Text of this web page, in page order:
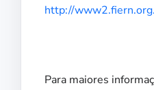
http://
Para maiores